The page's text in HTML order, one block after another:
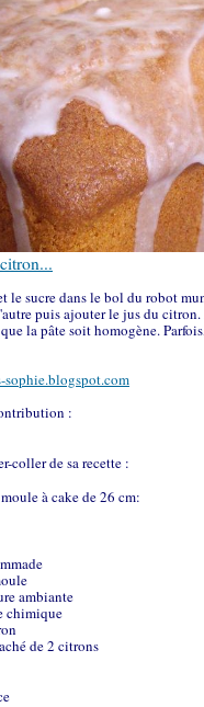
le sucre dans le bol du robot
puis ajouter le jus du
la pâte soit homogène.
:
coller de sa recette :
à cake de 26 cm:
ambiante
chimique
de 2 citrons